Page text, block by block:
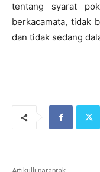
tentang syarat
berkacamata, tidak
dan tidak sedang